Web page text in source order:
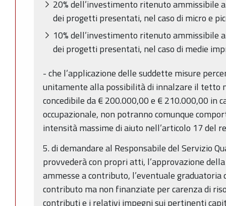
20% dell’investimento ritenuto ammissibile
dei progetti presentati, nel caso di micro e
10% dell’investimento ritenuto ammissibile
dei progetti presentati, nel caso di medie
- che l’applicazione delle suddette misure
unitamente alla possibilità di innalzare il tetto
concedibile da € 200.000,00 e € 210.000,00 in
occupazionale, non potranno comunque
intensità massime di aiuto nell’articolo 17 del
5. di demandare al Responsabile del Servizio
provvederà con propri atti, l’approvazione
ammesse a contributo, l’eventuale graduatoria
contributo ma non finanziate per carenza di
contributi e i relativi impegni sui pertinenti